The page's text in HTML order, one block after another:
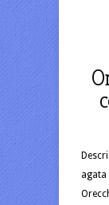
agata